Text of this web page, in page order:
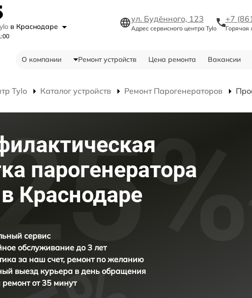
в Краснодаре
ул. Будённого, 123
Адрес сервисного центра Tylo
+7
Горячая
О компании Ремонт устройств Цена ремонта Вакансии
Tylo Каталог устройств Ремонт Парогенераторов
парогенератора
Краснодаре
сервис
обслуживание до 3 лет
за наш счет, ремонт по желанию
выезд курьера в день обращения
от 35 минут